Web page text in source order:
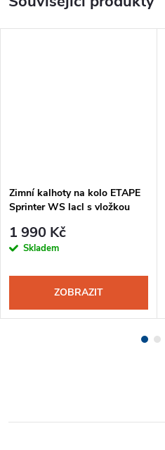
Zimní kalhoty na kolo ETAPE
Sprinter WS lacl s vložkou
1 990 Kč
Skladem
ZOBRAZIT